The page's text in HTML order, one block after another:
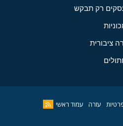
רק תבקש
ציבורית
עזרה עמוד ראשי